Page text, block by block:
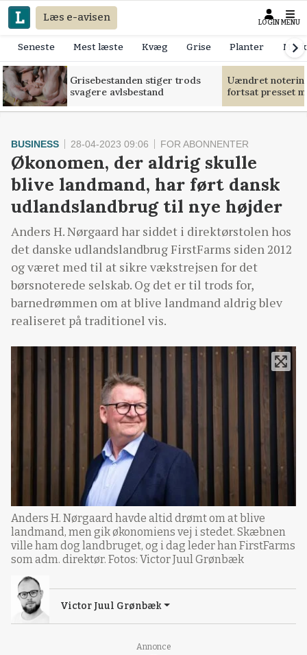
Læs e-avisen LOGIN MENU
Seneste Mest læste Kvæg Grise Planter
Grisebestanden stiger trods
svagere avlsbestand
Uændret
fortsat presset
Annonce
BUSINESS 28-04-2023 09:06 FOR ABONNENTER
Økonomen, der aldrig skulle
blive landmand, har ført dansk
udlandslandbrug til nye højder
Anders H. Nørgaard har siddet i direktørstolen hos
det danske udlandslandbrug FirstFarms siden 2012
og været med til at sikre vækstrejsen for det
børsnoterede selskab. Og det er til trods for,
barnedrømmen om at blive landmand aldrig blev
realiseret på traditionel vis.
Anders H. Nørgaard havde altid drømt om at blive
landmand, men gik økonomiens vej i stedet. Skæbnen
ville ham dog landbruget, og i dag leder han FirstFarms
som adm. direktør. Fotos: Victor Juul Grønbæk
Victor Juul Grønbæk